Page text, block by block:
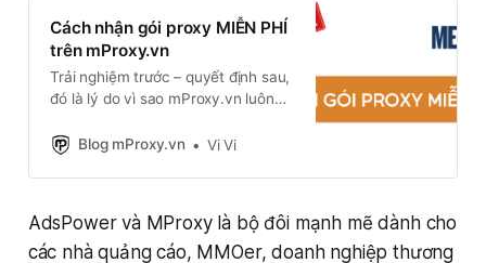
Cách nhận gói proxy MIỄN PHÍ
trên mProxy.vn
Trải nghiệm trước – quyết định sau,
đó là lý do vì sao mProxy.vn luôn
cho người dùng mới. Vì sao mProxy
Blog mProxy.vn Vi Vi
AdsPower và MProxy là bộ đôi mạnh mẽ dành cho
các nhà quảng cáo, MMOer, doanh nghiệp thương